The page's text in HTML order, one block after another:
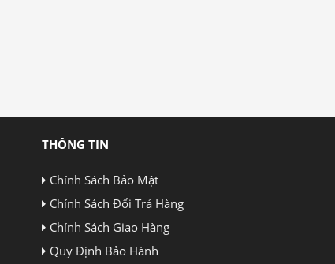
THÔNG TIN
Chính Sách Bảo Mật
Chính Sách Đổi Trả Hàng
Chính Sách Giao Hàng
Quy Định Bảo Hành